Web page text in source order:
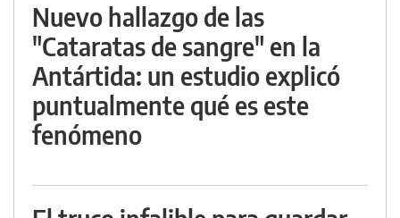
Nuevo hallazgo de las
"Cataratas de sangre" en la
Antártida: un estudio explicó
puntualmente qué es este
fenómeno